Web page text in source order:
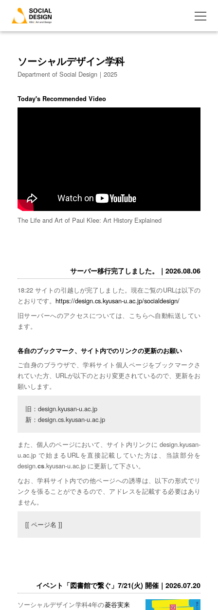
ソーシャルデザイン学科
Department of Social Design｜2025
Today's Recommended Video
The Life and Art of Paul Klee: Art History Explained
サーバー移行完了しました。｜2026.08.06
18:22 サイトの引越しが完了しました。現在ご覧のURLは以下の
とおりです。 https://design.cs.kyusan-u.ac.jp/socialdesign/
旧サーバーへのアクセスについては、こちらへ自動転送してい
ます。
各自のブックマーク、サイト内でのリンクの更新のお願い
ご自身のブラウザで、学科サイト個人ページをブックマークさ
れていた方、URLが以下のとおり変更されているので、更新をお
願いします。
旧：design.kyusan-u.ac.jp
新：design.cs.kyusan-u.ac.jp
また、個人のページにおいて、サイト内リンクに design.kyusan-
u.ac.jp で始まるURLを直接記載していた方は、当該部分を
design.cs.kyusan-u.ac.jp に更新して下さい。
なお、学科サイト内での他ページへの誘導は、以下の形式でリ
ンクを張ることができるので、アドレスを記載する必要はあり
ません。
[[ ページ名 ]]
イベント「図書館で繋ぐ」7/21(火) 開催｜2026.07.20
ソーシャルデザイン学科4年の菱谷実来